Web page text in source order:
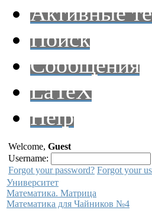
Активные
Поиск
Сообщения
LaTeX
Help
Welcome, Guest
Username:
Forgot your password? Forgot your
Университет
Математика. Матрица
Математика для Чайников №4